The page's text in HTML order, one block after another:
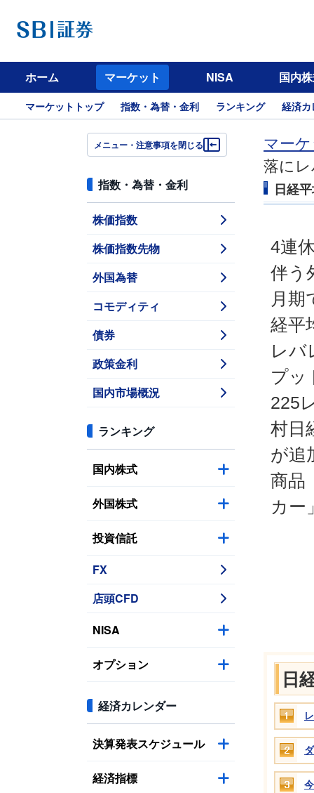
ホーム マーケット NISA 国内
マーケットトップ 指数・為替・金利 ランキング 経済
メニュー・注意事項を閉じる
指数・為替・金利
株価指数
株価指数先物
外国為替
コモディティ
債券
政策金利
国内市場概況
ランキング
国内株式
外国株式
投資信託
FX
店頭CFD
NISA
オプション
経済カレンダー
決算発表スケジュール
経済指標
マー
落に
日経
4連
伴う
月期
経平
レバ
プッ
225
村日
が追
商品
カー
日